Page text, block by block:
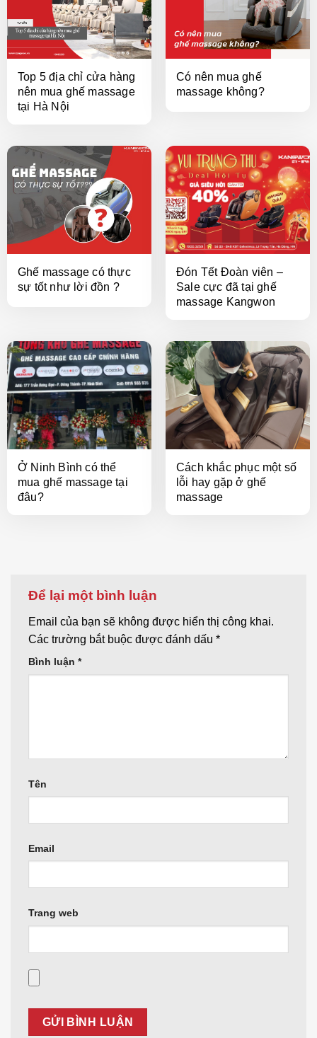
Top 5 địa chỉ cửa hàng
nên mua ghế massage
tại Hà Nội
Có nên mua ghế
massage không?
Ghế massage có thực
sự tốt như lời đồn ?
Đón Tết Đoàn viên –
Sale cực đã tại ghế
massage Kangwon
Ở Ninh Bình có thể
mua ghế massage tại
đâu?
Cách khắc phục một số
lỗi hay gặp ở ghế
massage
Để lại một bình luận
Email của bạn sẽ không được hiển thị công khai.
Các trường bắt buộc được đánh dấu *
Bình luận *
Tên
Email
Trang web